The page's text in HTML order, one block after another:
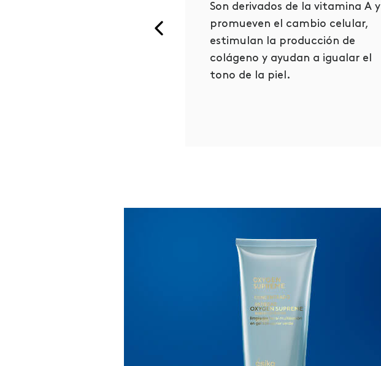
Son derivados de la vitamina A y
promueven el cambio celular,
estimulan la producción de
colágeno y ayudan a igualar el
tono de la piel.